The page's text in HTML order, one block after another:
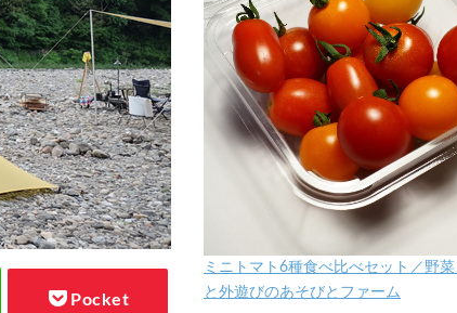
Pocket
ミニトマト6種食べ比べセット／野
と外遊びのあそびとファーム